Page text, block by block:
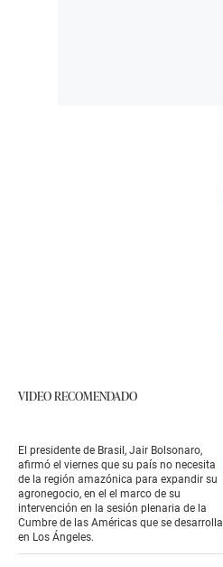
VIDEO RECOMENDADO
El presidente de Brasil, Jair Bolsonaro,
afirmó el viernes que su país no necesita
de la región amazónica para expandir su
agronegocio, en el el marco de su
intervención en la sesión plenaria de la
Cumbre de las Américas que se desarrolla
en Los Ángeles.